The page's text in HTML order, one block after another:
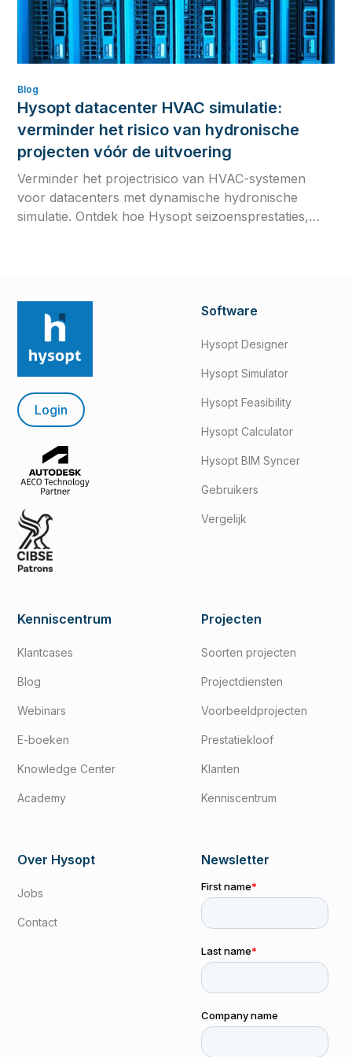
Blog
Hysopt datacenter HVAC simulatie:
verminder het risico van hydronische
projecten vóór de uitvoering
Verminder het projectrisico van HVAC-systemen
voor datacenters met dynamische hydronische
simulatie. Ontdek hoe Hysopt seizoensprestaties,
Login
Software
Hysopt Designer
Hysopt Simulator
Hysopt Feasibility
Hysopt Calculator
Hysopt BIM Syncer
Gebruikers
Vergelijk
Kenniscentrum
Klantcases
Blog
Webinars
E-boeken
Knowledge Center
Academy
Projecten
Soorten projecten
Projectdiensten
Voorbeeldprojecten
Prestatiekloof
Klanten
Kenniscentrum
Over Hysopt
Jobs
Contact
Newsletter